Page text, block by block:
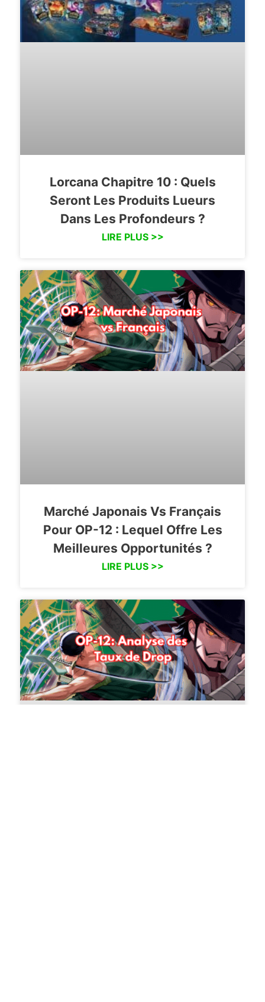
Lorcana Chapitre 10 : Quels
Seront Les Produits Lueurs
Dans Les Profondeurs ?
LIRE PLUS >>
Marché Japonais Vs Français
Pour OP-12 : Lequel Offre Les
Meilleures Opportunités ?
LIRE PLUS >>